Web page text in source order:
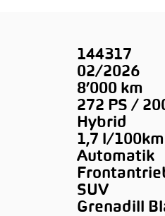
144317
02/2026
8’000 km
272 PS /
Hybrid
1,7 l/100km
Automatik
SUV
Grenadill